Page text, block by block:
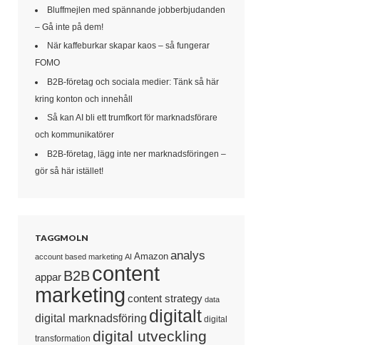
Bluffmejlen med spännande jobberbjudanden
– Gå inte på dem!
När kaffeburkar skapar kaos – så fungerar
FOMO
B2B-företag och sociala medier: Tänk så här
kring konton och innehåll
Så kan AI bli ett trumfkort för marknadsförare
och kommunikatörer
B2B-företag, lägg inte ner marknadsföringen –
gör så här istället!
TAGGMOLN
account based marketing AI Amazon analys
appar B2Bcontent
marketing content strategy data
digital marknadsföring digitalt digital
transformation digital utveckling